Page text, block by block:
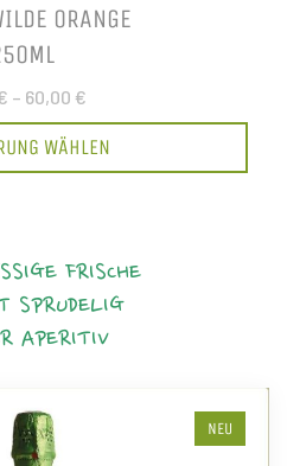
ORANGE
– 60,00 €
WÄHLEN
FRISCHE
SPRUDELIG
APERITIV
NEU